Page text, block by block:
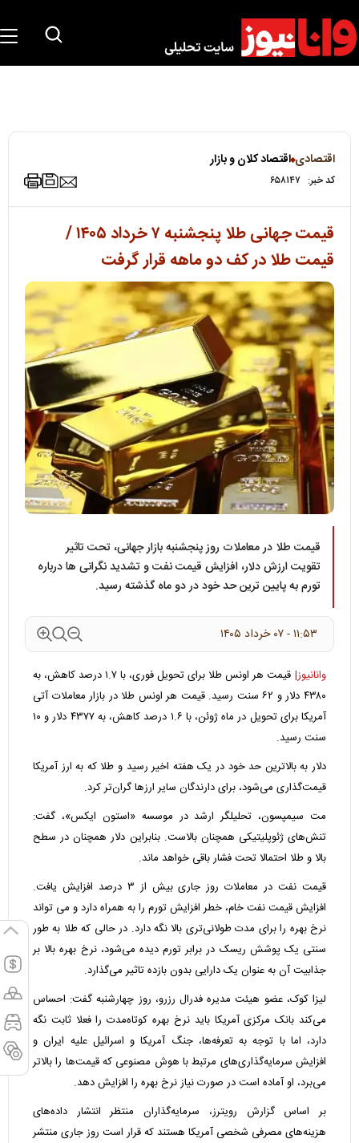
اقتصادی اقتصاد کلان و بازار
کد خبر: ۶۵۸۱۴۷
قیمت جهانی طلا پنجشنبه ۷ خرداد ۱۴۰۵ /
قیمت طلا در کف دو ماهه قرار گرفت
قیمت طلا در معاملات روز پنجشنبه بازار جهانی، تحت تاثیر
تقویت ارزش دلار، افزایش قیمت نفت و تشدید نگرانی ها درباره
تورم به پایین ترین حد خود در دو ماه گذشته رسید.
۱۱:۵۳ - ۰۷ خرداد ۱۴۰۵
وانانیوز|
قیمت هر اونس طلا برای تحویل فوری، با ۱.۷ درصد کاهش، به
۴۳۸۰ دلار و ۶۲ سنت رسید. قیمت هر اونس طلا در بازار معاملات آتی
آمریکا برای تحویل در ماه ژوئن، با ۱.۶ درصد کاهش، به ۴۳۷۷ دلار و ۱۰
سنت رسید.
دلار به بالاترین حد خود در یک هفته اخیر رسید و طلا که به ارز آمریکا
قیمت‌گذاری می‌شود، برای دارندگان سایر ارزها گران‌تر کرد.
مت سیمپسون، تحلیلگر ارشد در موسسه «استون ایکس»، گفت:
تنش‌های ژئوپلیتیکی همچنان بالاست. بنابراین دلار همچنان در سطح
بالا و طلا احتمالا تحت فشار باقی خواهد ماند.
قیمت نفت در معاملات روز جاری بیش از ۳ درصد افزایش یافت.
افزایش قیمت نفت خام، خطر افزایش تورم را به همراه دارد و می تواند
نرخ بهره را برای مدت طولانی‌تری بالا نگه دارد. در حالی که طلا به طور
سنتی یک پوشش ریسک در برابر تورم دیده می‌شود، نرخ بهره بالا بر
جذابیت آن به عنوان یک دارایی بدون بازده تاثیر می‌گذارد.
لیزا کوک، عضو هیئت مدیره فدرال رزرو، روز چهارشنبه گفت: احساس
می‌کند بانک مرکزی آمریکا باید نرخ بهره کوتاه‌مدت را فعلا ثابت نگه
دارد، اما با توجه به تعرفه‌ها، جنگ آمریکا و اسرائیل علیه ایران و
افزایش سرمایه‌گذاری‌های مرتبط با هوش مصنوعی که قیمت‌ها را بالاتر
می‌برد، او آماده است در صورت نیاز نرخ‌ بهره را افزایش دهد.
بر اساس گزارش رویترز، سرمایه‌گذاران منتظر انتشار داده‌های
هزینه‌های مصرفی شخصی آمریکا هستند که قرار است روز جاری منتشر